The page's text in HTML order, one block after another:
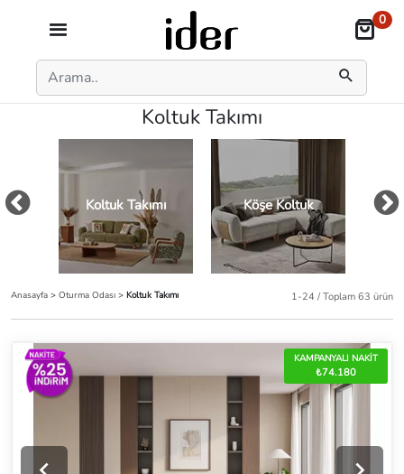
0
Koltuk Takımı
Koltuk Takımı Köşe Koltuk
Anasayfa > Oturma Odası > Koltuk Takımı 1-24 / Toplam 63 ürün
KAMPANYALI NAKİT
₺74.180